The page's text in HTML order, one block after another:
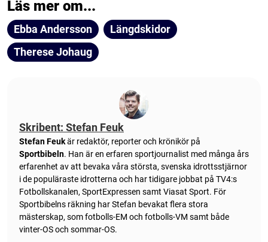
Läs mer om...
Ebba Andersson
Längdskidor
Therese Johaug
Skribent: Stefan Feuk
Stefan Feukär redaktör, reporter och krönikör på
Sportbibeln. Han är en erfaren sportjournalist med många års
erfarenhet av att bevaka våra största, svenska idrottsstjärnor
i de populäraste idrotterna och har tidigare jobbat på TV4:s
Fotbollskanalen, SportExpressen samt Viasat Sport. För
Sportbibelns räkning har Stefan bevakat flera stora
mästerskap, som fotbolls-EM och fotbolls-VM samt både
vinter-OS och sommar-OS.